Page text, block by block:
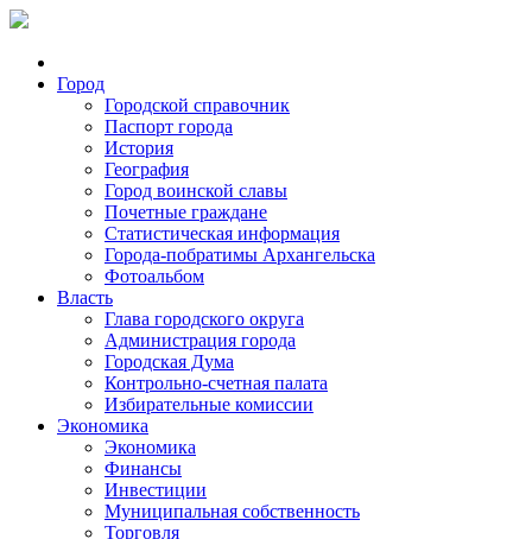
Город
Городской справочник
Паспорт города
История
География
Город воинской славы
Почетные граждане
Статистическая информация
Города-побратимы Архангельска
Фотоальбом
Власть
Глава городского округа
Администрация города
Городская Дума
Контрольно-счетная палата
Избирательные комиссии
Экономика
Экономика
Финансы
Инвестиции
Муниципальная собственность
Торговля